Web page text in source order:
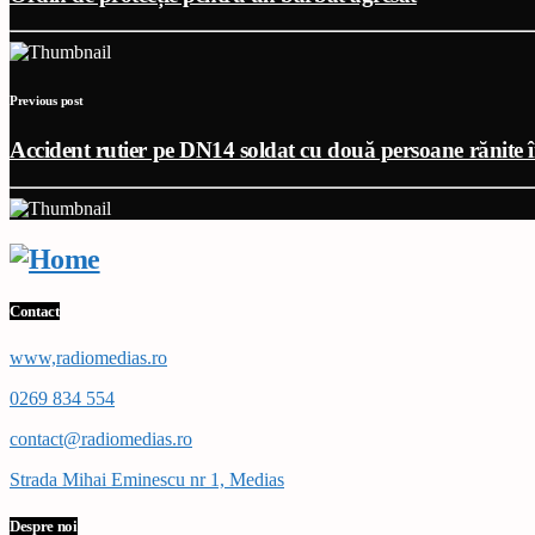
Previous post
Accident rutier pe DN14 soldat cu două persoane rănite
Contact
www,radiomedias.ro
0269 834 554
contact@radiomedias.ro
Strada Mihai Eminescu nr 1, Medias
Despre noi